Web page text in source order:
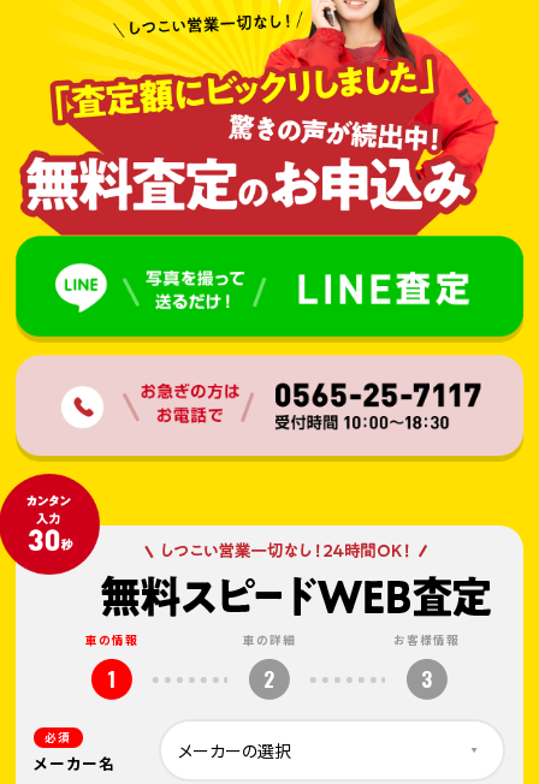
車の情報
1
車の詳細
2
お客様情報
3
必須
メーカー名